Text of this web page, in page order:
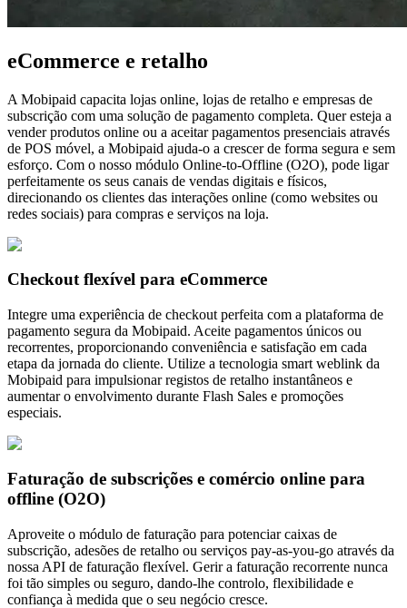
eCommerce e retalho
A Mobipaid capacita lojas online, lojas de retalho e empresas de
subscrição com uma solução de pagamento completa. Quer esteja a
vender produtos online ou a aceitar pagamentos presenciais através
de POS móvel, a Mobipaid ajuda-o a crescer de forma segura e sem
esforço. Com o nosso módulo Online-to-Offline (O2O), pode ligar
perfeitamente os seus canais de vendas digitais e físicos,
direcionando os clientes das interações online (como websites ou
redes sociais) para compras e serviços na loja.
Checkout flexível para eCommerce
Integre uma experiência de checkout perfeita com a plataforma de
pagamento segura da Mobipaid. Aceite pagamentos únicos ou
recorrentes, proporcionando conveniência e satisfação em cada
etapa da jornada do cliente. Utilize a tecnologia smart weblink da
Mobipaid para impulsionar registos de retalho instantâneos e
aumentar o envolvimento durante Flash Sales e promoções
especiais.
Faturação de subscrições e comércio online para
offline (O2O)
Aproveite o módulo de faturação para potenciar caixas de
subscrição, adesões de retalho ou serviços pay-as-you-go através da
nossa API de faturação flexível. Gerir a faturação recorrente nunca
foi tão simples ou seguro, dando-lhe controlo, flexibilidade e
confiança à medida que o seu negócio cresce.